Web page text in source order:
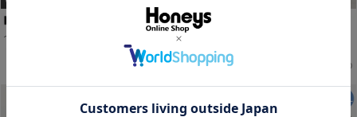
WEB限定ｻｲｽﾞ[3L]
イージーテーパードパンツ フリルＴシャツ
￥1,480 税込
￥1,980